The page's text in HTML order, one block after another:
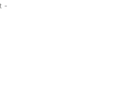
-